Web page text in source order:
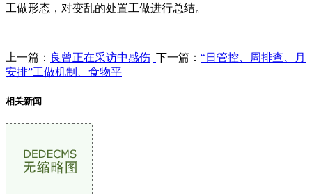
工做形态，对变乱的处置工做进行总结。
上一篇： 良曾正在采访中感伤 下一篇： “日管控、周排查、月
安排”工做机制、食物平
相关新闻